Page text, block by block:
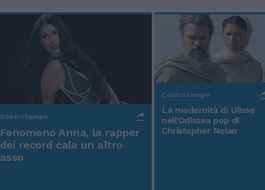
Controtempo
Fenomeno Anna, la rapper
dei record cala un altro
asso
Controtempo
La modernità di Ulisse
nell'Odissea pop di
Christopher Nolan